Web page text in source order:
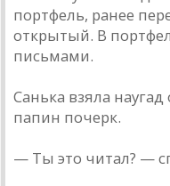
портфель, ранее
открытый. В
письмами.
Санька взяла
папин почерк.
— Ты это читал? —